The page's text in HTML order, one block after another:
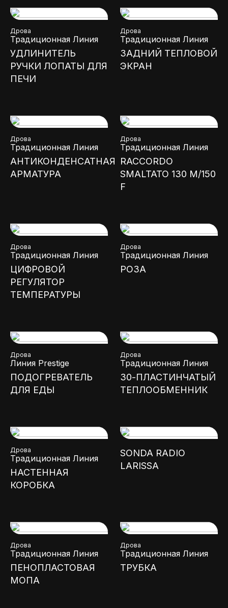
Дрова
Традиционная Линия
УДЛИНИТЕЛЬ
РУЧКИ ЛОПАТЫ ДЛЯ
ПЕЧИ
Дрова
Традиционная Линия
ЗАДНИЙ ТЕПЛОВОЙ
ЭКРАН
Дрова
Традиционная Линия
АНТИКОНДЕНСАТНАЯ
АРМАТУРА
Дрова
Традиционная Линия
RACCORDO
SMALTATO 130 M/150
F
Дрова
Традиционная Линия
ЦИФРОВОЙ
РЕГУЛЯТОР
ТЕМПЕРАТУРЫ
Дрова
Традиционная Линия
РОЗА
Дрова
Линия Prestige
ПОДОГРЕВАТЕЛЬ
ДЛЯ ЕДЫ
Дрова
Традиционная Линия
30-ПЛАСТИНЧАТЫЙ
ТЕПЛООБМЕННИК
Дрова
Традиционная Линия
НАСТЕННАЯ
КОРОБКА
SONDA RADIO
LARISSA
Дрова
Традиционная Линия
ПЕНОПЛАСТОВАЯ
МОПА
Дрова
Традиционная Линия
ТРУБКА